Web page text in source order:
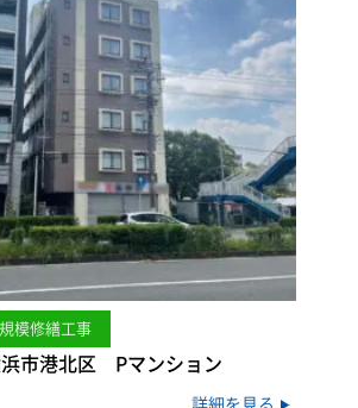
模修繕工事
市港北区 Pマンション
詳細を見る